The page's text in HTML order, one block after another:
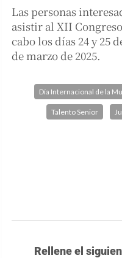
Las personas
asistir al XII
cabo los días 24 y 25
de marzo de 2025.
Día Internacional de la
Talento Senior
Rellene el